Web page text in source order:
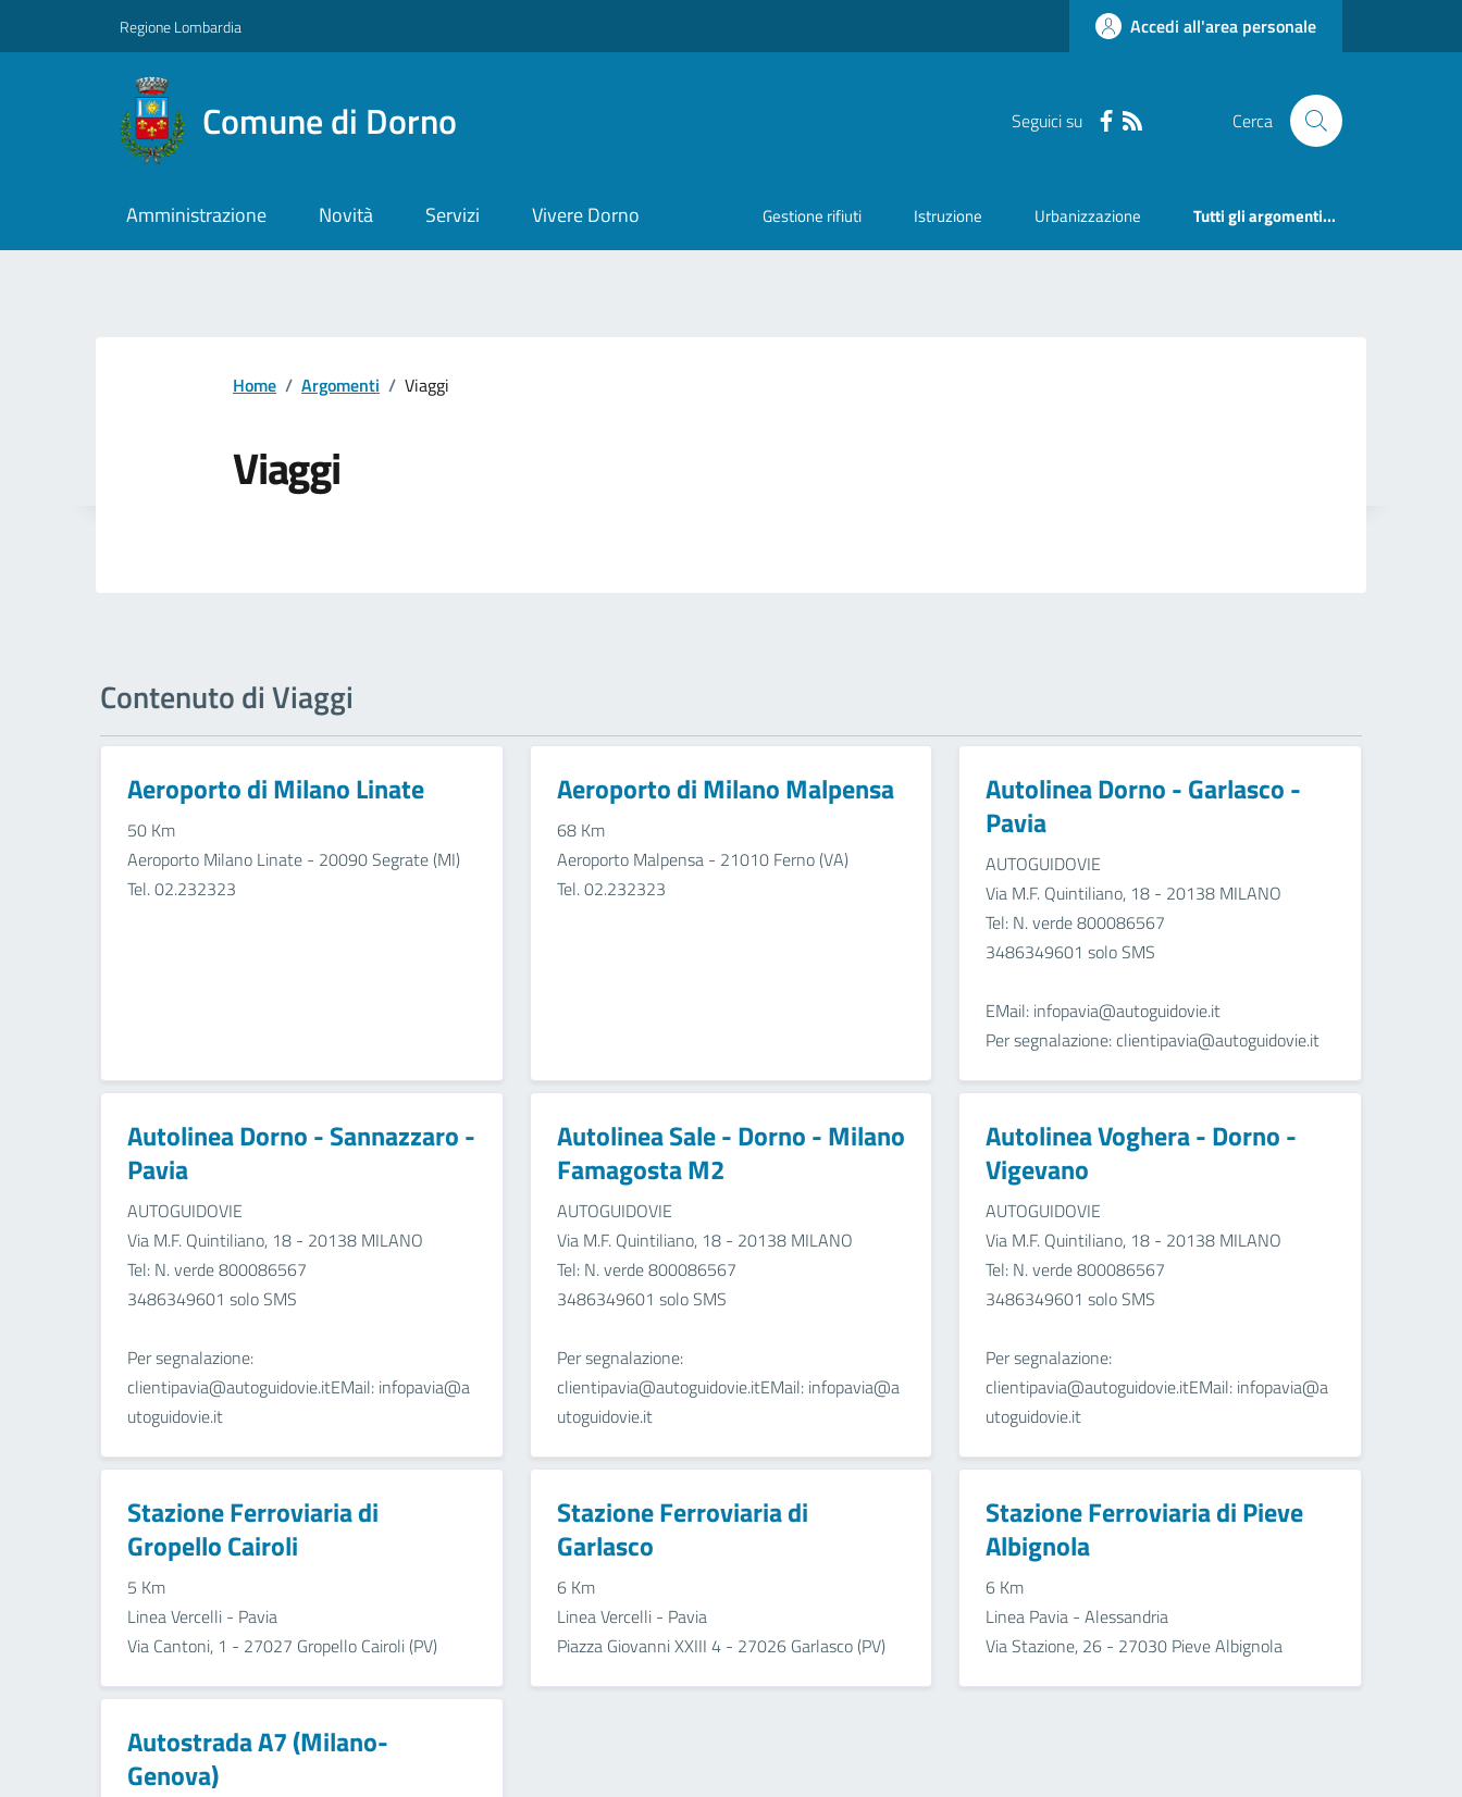
Regione Lombardia Accedi all'area personale
Comune di Dorno Seguici su Cerca
Amministrazione Novità Servizi Vivere Dorno Gestione rifiuti Istruzione Urbanizzazione Tutti gli argomenti...
Home / Argomenti / Viaggi
Viaggi
Contenuto di Viaggi
Aeroporto di Milano Linate
50 Km
Aeroporto Milano Linate - 20090 Segrate (MI)
Tel. 02.232323
Aeroporto di Milano Malpensa
68 Km
Aeroporto Malpensa - 21010 Ferno (VA)
Tel. 02.232323
Autolinea Dorno - Garlasco -
Pavia
AUTOGUIDOVIE
Via M.F. Quintiliano, 18 - 20138 MILANO
Tel: N. verde 800086567
3486349601 solo SMS
EMail: infopavia@autoguidovie.it
Per segnalazione: clientipavia@autoguidovie.it
Autolinea Dorno - Sannazzaro -
Pavia
AUTOGUIDOVIE
Via M.F. Quintiliano, 18 - 20138 MILANO
Tel: N. verde 800086567
3486349601 solo SMS
Per segnalazione:
clientipavia@autoguidovie.itEMail: infopavia@a
utoguidovie.it
Autolinea Sale - Dorno - Milano
Famagosta M2
AUTOGUIDOVIE
Via M.F. Quintiliano, 18 - 20138 MILANO
Tel: N. verde 800086567
3486349601 solo SMS
Per segnalazione:
clientipavia@autoguidovie.itEMail: infopavia@a
utoguidovie.it
Autolinea Voghera - Dorno -
Vigevano
AUTOGUIDOVIE
Via M.F. Quintiliano, 18 - 20138 MILANO
Tel: N. verde 800086567
3486349601 solo SMS
Per segnalazione:
clientipavia@autoguidovie.itEMail: infopavia@a
utoguidovie.it
Stazione Ferroviaria di
Gropello Cairoli
5 Km
Linea Vercelli - Pavia
Via Cantoni, 1 - 27027 Gropello Cairoli (PV)
Stazione Ferroviaria di
Garlasco
6 Km
Linea Vercelli - Pavia
Piazza Giovanni XXIII 4 - 27026 Garlasco (PV)
Stazione Ferroviaria di Pieve
Albignola
6 Km
Linea Pavia - Alessandria
Via Stazione, 26 - 27030 Pieve Albignola
Autostrada A7 (Milano-
Genova)